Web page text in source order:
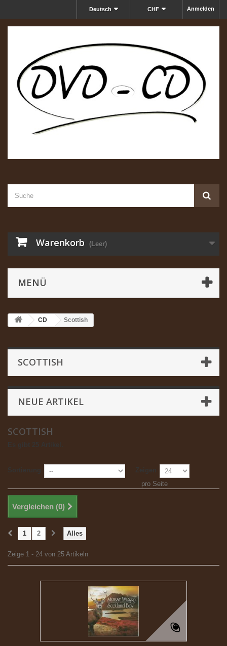
Anmelden
CHF
Deutsch
Warenkorb (Leer)
MENÜ
CD Scottish
SCOTTISH
NEUE ARTIKEL
SCOTTISH
Es gibt 25 Artikel.
Sortierung
Zeigen
pro Seite
Vergleichen (0)
Alles
1 2
Zeige 1 - 24 von 25 Artikeln